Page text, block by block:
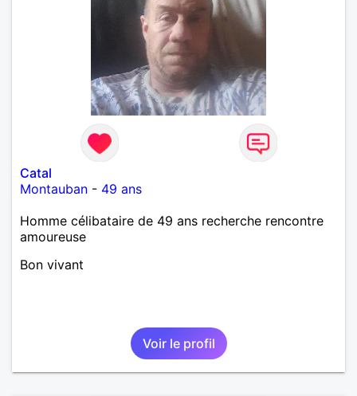
Catal
Montauban - 49 ans
Homme célibataire de 49 ans recherche rencontre
amoureuse
Bon vivant
Voir le profil